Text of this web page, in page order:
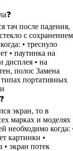
тач после падения,
с сохранением
• треснуло
• паутинка на
дисплея • на
полос Замена
типах портативных
экран, то в
марках и моделях
необходимо когда:
картинки •
экран потек